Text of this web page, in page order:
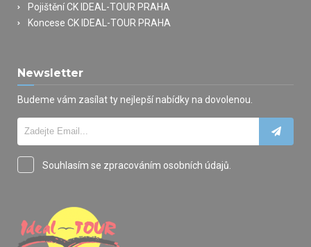
Pojištění CK IDEAL-TOUR PRAHA
Koncese CK IDEAL-TOUR PRAHA
Newsletter
Budeme vám zasílat ty nejlepší nabídky na dovolenou.
Souhlasím se zpracováním osobních údajů.